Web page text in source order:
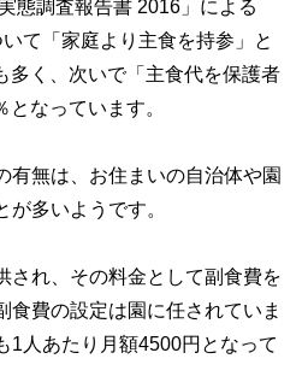
態調査報告書 2016」による
て「家庭より主食を持参」と
多く、次いで「主食代を保護者
なっています。
有無は、お住まいの自治体や園
が多いようです。
され、その料金として副食費を
食費の設定は園に任されていま
1人あたり月額4500円となって